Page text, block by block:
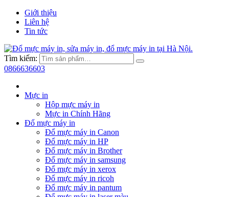
Giới thiệu
Liên hệ
Tin tức
Tìm kiếm:
0866636603
Mực in
Hộp mực máy in
Mực in Chính Hãng
Đổ mực máy in
Đổ mực máy in Canon
Đổ mực máy in HP
Đổ mực máy in Brother
Đổ mực máy in samsung
Đổ mực máy in xerox
Đổ mực máy in ricoh
Đổ mực máy in pantum